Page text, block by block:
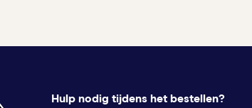
Hulp nodig tijdens het bestellen?